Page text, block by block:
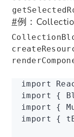
#例：
import
import {
import {
import {